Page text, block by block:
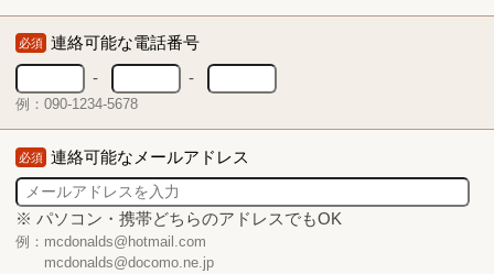
必須 連絡可能な電話番号
-
-
例：090-1234-5678
必須 連絡可能なメールアドレス
※ パソコン・携帯どちらのアドレスでもOK
例：mcdonalds@hotmail.com
mcdonalds@docomo.ne.jp